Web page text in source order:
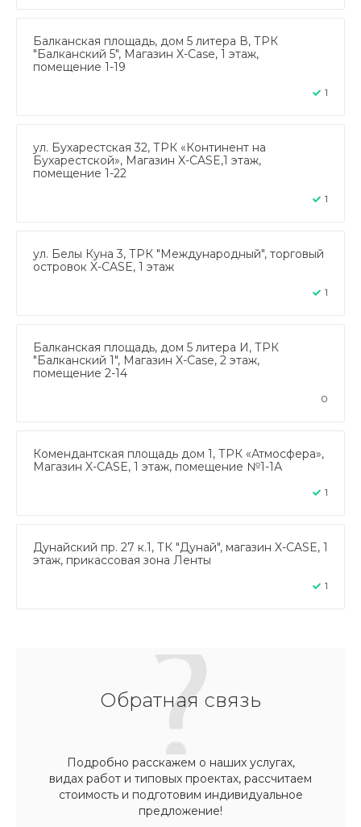
Балканская площадь, дом 5 литера В, ТРК
"Балканский 5", Магазин X-Case, 1 этаж,
помещение 1-19
1
ул. Бухарестская 32, ТРК «Континент на
Бухарестской», Магазин X-CASE,1 этаж,
помещение 1-22
1
ул. Белы Куна 3, ТРК "Международный", торговый
островок X-CASE, 1 этаж
1
Балканская площадь, дом 5 литера И, ТРК
"Балканский 1", Магазин X-Case, 2 этаж,
помещение 2-14
0
Комендантская площадь дом 1, ТРК «Атмосфера»,
Магазин X-CASE, 1 этаж, помещение №1-1А
1
Дунайский пр. 27 к.1, ТК "Дунай", магазин X-CASE, 1
этаж, прикассовая зона Ленты
1
Обратная связь
Подробно расскажем о наших услугах,
видах работ и типовых проектах, рассчитаем
стоимость и подготовим индивидуальное
предложение!